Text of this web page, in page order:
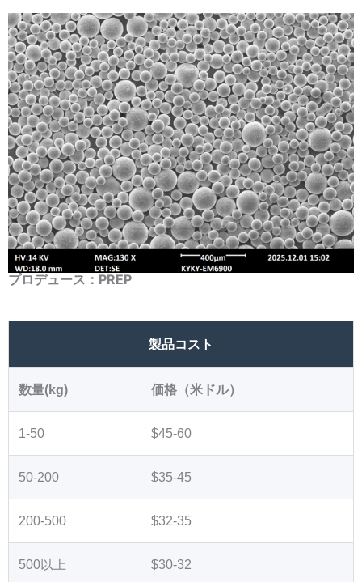
プロデュース：PREP
製品コスト
数量(kg) 価格（米ドル）
1-50 $45-60
50-200 $35-45
200-500 $32-35
500以上 $30-32